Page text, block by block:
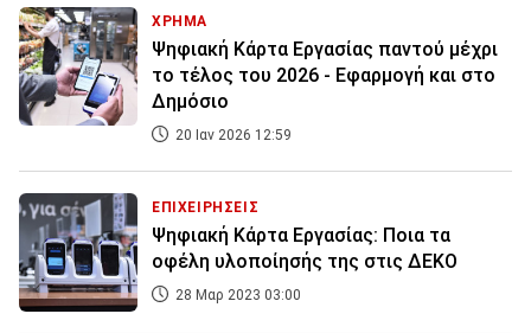
ΧΡΗΜΑ
Ψηφιακή Κάρτα Εργασίας παντού μέχρι
το τέλος του 2026 - Εφαρμογή και στο
Δημόσιο
20 Ιαν 2026 12:59
ΕΠΙΧΕΙΡΗΣΕΙΣ
Ψηφιακή Κάρτα Εργασίας: Ποια τα
οφέλη υλοποίησής της στις ΔΕΚΟ
28 Μαρ 2023 03:00